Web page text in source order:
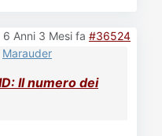
6 Anni 3 Mesi fa #36524
Marauder
Il numero dei